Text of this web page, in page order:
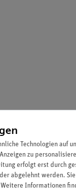
(Fresnelches
Technologien auf
zu
erfolgt erst durch
abgelehnt werden.
Informationen